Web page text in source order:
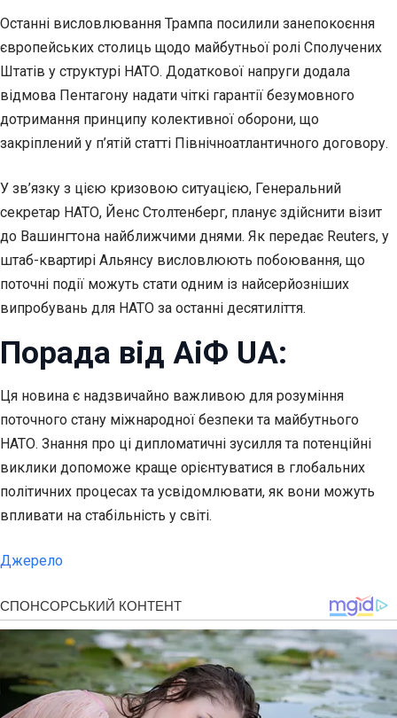
Останні висловлювання Трампа посилили занепокоєння
європейських столиць щодо майбутньої ролі Сполучених
Штатів у структурі НАТО. Додаткової напруги додала
відмова Пентагону надати чіткі гарантії безумовного
дотримання принципу колективної оборони, що
закріплений у п’ятій статті Північноатлантичного договору.
У зв’язку з цією кризовою ситуацією, Генеральний
секретар НАТО, Йенс Столтенберг, планує здійснити візит
до Вашингтона найближчими днями. Як передає Reuters, у
штаб-квартирі Альянсу висловлюють побоювання, що
поточні події можуть стати одним із найсерйозніших
випробувань для НАТО за останні десятиліття.
Порада від АіФ UA:
Ця новина є надзвичайно важливою для розуміння
поточного стану міжнародної безпеки та майбутнього
НАТО. Знання про ці дипломатичні зусилля та потенційні
виклики допоможе краще орієнтуватися в глобальних
політичних процесах та усвідомлювати, як вони можуть
впливати на стабільність у світі.
Джерело